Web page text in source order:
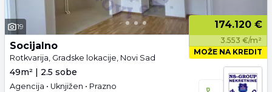
19 174.120 €
3.553 €/m²
MOŽE NA KREDIT
Socijalno
Rotkvarija, Gradske lokacije, Novi Sad
49m² | 2.5 sobe
Agencija • Uknjižen • Prazno